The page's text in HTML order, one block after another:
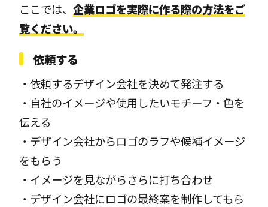
ここでは、企業ロゴを実際に作る際の方法をご
覧ください。
依頼する
・依頼するデザイン会社を決めて発注する
・自社のイメージや使用したいモチーフ・色を
伝える
・デザイン会社からロゴのラフや候補イメージ
をもらう
・イメージを見ながらさらに打ち合わせ
・デザイン会社にロゴの最終案を制作してもら